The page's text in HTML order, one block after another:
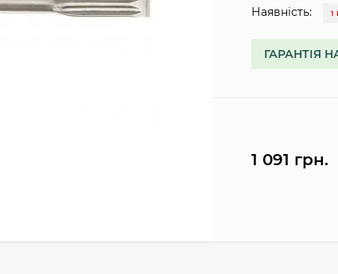
Наявність: 1
ГАРАНТІЯ
1 091 грн.